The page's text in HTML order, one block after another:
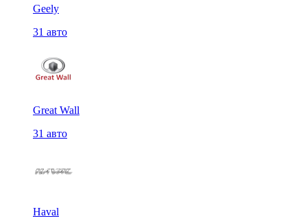
Geely
31 авто
Great Wall
31 авто
Haval